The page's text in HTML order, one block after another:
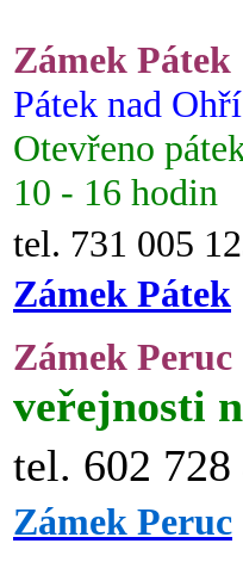
Zámek Pátek
Pátek nad Ohří
Otevřeno
10 - 16 hodin
tel. 731 005
Zámek Pátek
Zámek Peruc
veřejnosti
tel. 602 728
Zámek Peruc